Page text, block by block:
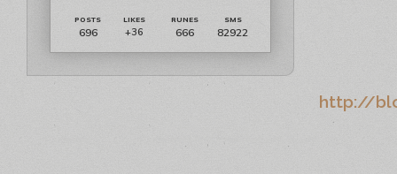
696 +36 666 82922
http://